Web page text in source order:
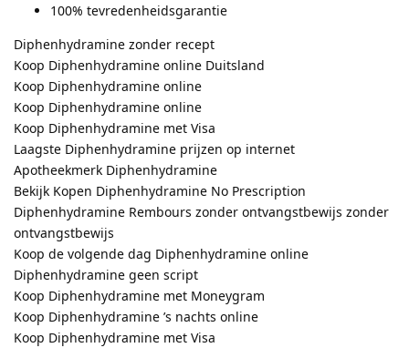
100% tevredenheidsgarantie
Diphenhydramine zonder recept
Koop Diphenhydramine online Duitsland
Koop Diphenhydramine online
Koop Diphenhydramine online
Koop Diphenhydramine met Visa
Laagste Diphenhydramine prijzen op internet
Apotheekmerk Diphenhydramine
Bekijk Kopen Diphenhydramine No Prescription
Diphenhydramine Rembours zonder ontvangstbewijs zonder
ontvangstbewijs
Koop de volgende dag Diphenhydramine online
Diphenhydramine geen script
Koop Diphenhydramine met Moneygram
Koop Diphenhydramine ’s nachts online
Koop Diphenhydramine met Visa